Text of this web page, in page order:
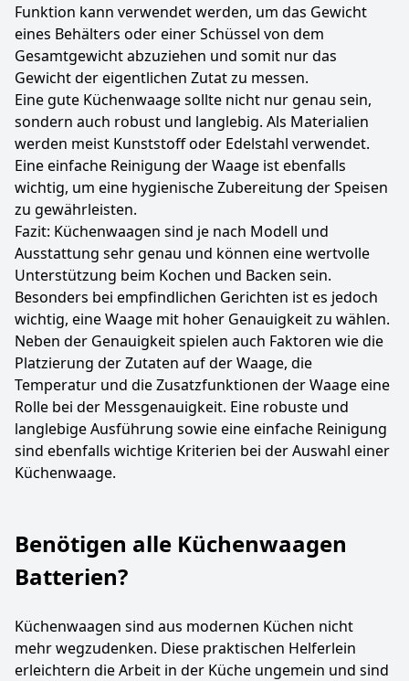
Funktion kann verwendet werden, um das Gewicht
eines Behälters oder einer Schüssel von dem
Gesamtgewicht abzuziehen und somit nur das
Gewicht der eigentlichen Zutat zu messen.
Eine gute Küchenwaage sollte nicht nur genau sein,
sondern auch robust und langlebig. Als Materialien
werden meist Kunststoff oder Edelstahl verwendet.
Eine einfache Reinigung der Waage ist ebenfalls
wichtig, um eine hygienische Zubereitung der Speisen
zu gewährleisten.
Fazit: Küchenwaagen sind je nach Modell und
Ausstattung sehr genau und können eine wertvolle
Unterstützung beim Kochen und Backen sein.
Besonders bei empfindlichen Gerichten ist es jedoch
wichtig, eine Waage mit hoher Genauigkeit zu wählen.
Neben der Genauigkeit spielen auch Faktoren wie die
Platzierung der Zutaten auf der Waage, die
Temperatur und die Zusatzfunktionen der Waage eine
Rolle bei der Messgenauigkeit. Eine robuste und
langlebige Ausführung sowie eine einfache Reinigung
sind ebenfalls wichtige Kriterien bei der Auswahl einer
Küchenwaage.
Benötigen alle Küchenwaagen
Batterien?
Küchenwaagen sind aus modernen Küchen nicht
mehr wegzudenken. Diese praktischen Helferlein
erleichtern die Arbeit in der Küche ungemein und sind